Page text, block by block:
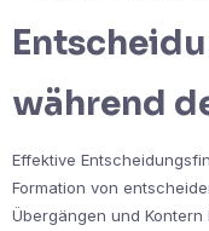
während
Effektive
Formation von
Übergängen und